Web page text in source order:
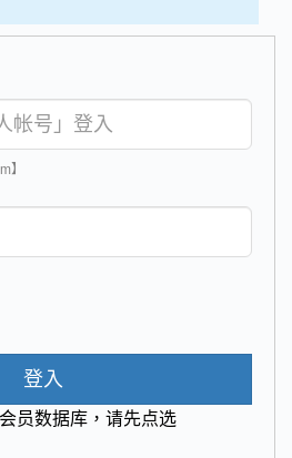
】
登入
员数据库，请先点选